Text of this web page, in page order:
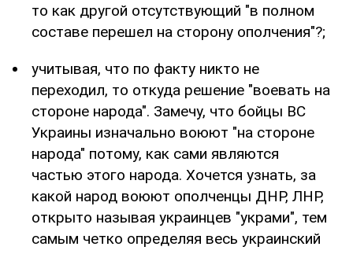
то как другой отсутствующий "в полном
составе перешел на сторону ополчения"?;
учитывая, что по факту никто не
переходил, то откуда решение "воевать на
стороне народа". Замечу, что бойцы ВС
Украины изначально воюют "на стороне
народа" потому, как сами являются
частью этого народа. Хочется узнать, за
какой народ воюют ополченцы ДНР, ЛНР,
открыто называя украинцев "украми", тем
самым четко определяя весь украинский